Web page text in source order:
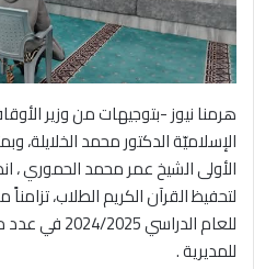
هرمنا نيوز -بتوجيهات من وزير
الإسلاميّة الدكتور محمد الخلايلة،
الأولى الشيخ عمر محمد الحموري ،
لتحفيظ القرآن الكريم الطلاب،
للعام
للمديرية .